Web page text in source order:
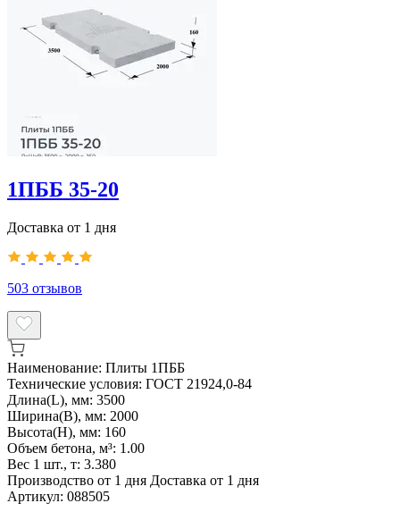
1ПББ 35-20
Доставка от 1 дня
503 отзывов
Наименование: Плиты 1ПББ
Технические условия: ГОСТ 21924,0-84
Длина(L), мм: 3500
Ширина(B), мм: 2000
Высота(H), мм: 160
Объем бетона, м³: 1.00
Вес 1 шт., т: 3.380
Производство от 1 дня Доставка от 1 дня
Артикул: 088505